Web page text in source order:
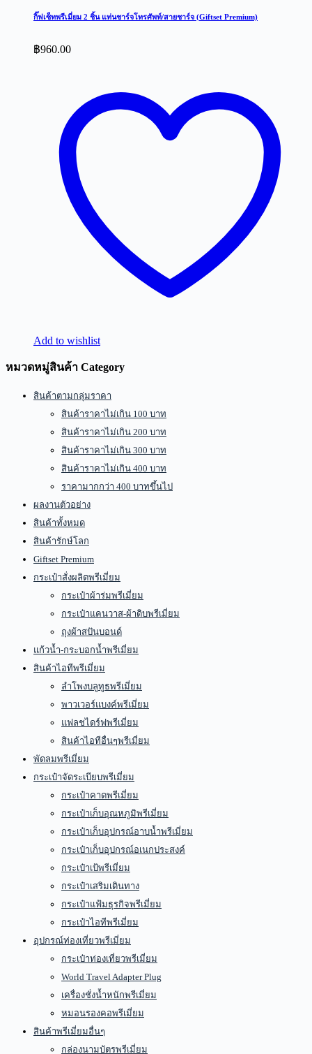
กิ๊ฟเซ็ทพรีเมี่ยม 2 ชิ้น แท่นชาร์จโทรศัพท์/สายชาร์จ (Giftset Premium)
฿960.00
Add to wishlist
หมวดหมู่สินค้า Category
สินค้าตามกลุ่มราคา
สินค้าราคาไม่เกิน 100 บาท
สินค้าราคาไม่เกิน 200 บาท
สินค้าราคาไม่เกิน 300 บาท
สินค้าราคาไม่เกิน 400 บาท
ราคามากกว่า 400 บาทขึ้นไป
ผลงานตัวอย่าง
สินค้าทั้งหมด
สินค้ารักษ์โลก
Giftset Premium
กระเป๋าสั่งผลิตพรีเมี่ยม
กระเป๋าผ้าร่มพรีเมี่ยม
กระเป๋าแคนวาส-ผ้าดิบพรีเมี่ยม
ถุงผ้าสปันบอนด์
แก้วน้ำ-กระบอกน้ำพรีเมี่ยม
สินค้าไอทีพรีเมี่ยม
ลำโพงบลูทูธพรีเมี่ยม
พาวเวอร์แบงค์พรีเมี่ยม
แฟลชไดร์ฟพรีเมี่ยม
สินค้าไอทีอื่นๆพรีเมี่ยม
พัดลมพรีเมี่ยม
กระเป๋าจัดระเบียบพรีเมี่ยม
กระเป๋าคาดพรีเมี่ยม
กระเป๋าเก็บอุณหภูมิพรีเมี่ยม
กระเป๋าเก็บอุปกรณ์อาบน้ำพรีเมี่ยม
กระเป๋าเก็บอุปกรณ์อเนกประสงค์
กระเป๋าเป้พรีเมี่ยม
กระเป๋าเสริมเดินทาง
กระเป๋าแฟ้มธุรกิจพรีเมี่ยม
กระเป๋าไอทีพรีเมี่ยม
อุปกรณ์ท่องเที่ยวพรีเมี่ยม
กระเป๋าท่องเที่ยวพรีเมี่ยม
World Travel Adapter Plug
เครื่องชั่งน้ำหนักพรีเมี่ยม
หมอนรองคอพรีเมี่ยม
สินค้าพรีเมี่ยมอื่นๆ
กล่องนามบัตรพรีเมี่ยม